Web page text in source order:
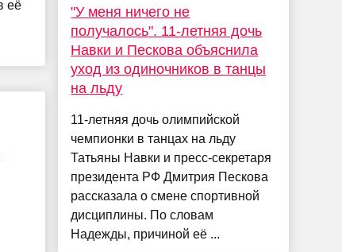
её
"У меня ничего не
получалось". 11-летняя дочь
Навки и Пескова объяснила
уход из одиночников в танцы
на льду
11-летняя дочь олимпийской
чемпионки в танцах на льду
Татьяны Навки и пресс-секретаря
президента РФ Дмитрия Пескова
рассказала о смене спортивной
дисциплины. По словам
Надежды, причиной её ...